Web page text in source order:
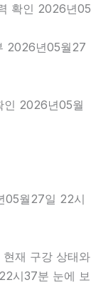
확인 2026년05
2026년05월27
인 2026년05월
05월27일 22시
재 구강 상태와
시37분 눈에 보